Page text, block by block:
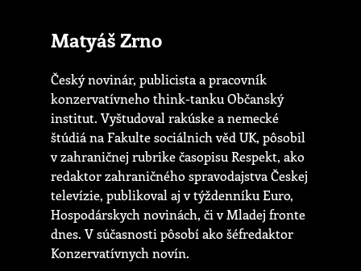
Matyáš Zrno
Český novinár, publicista a pracovník
konzervatívneho think-tanku Občanský
institut. Vyštudoval rakúske a nemecké
štúdiá na Fakulte sociálnich věd UK, pôsobil
v zahraničnej rubrike časopisu Respekt, ako
redaktor zahraničného spravodajstva Českej
televízie, publikoval aj v týždenníku Euro,
Hospodárskych novinách, či v Mladej fronte
dnes. V súčasnosti pôsobí ako šéfredaktor
Konzervatívnych novín.